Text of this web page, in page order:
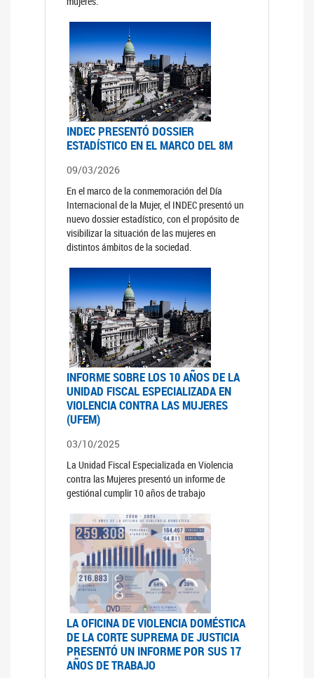
INDEC PRESENTÓ DOSSIER
ESTADÍSTICO EN EL MARCO DEL 8M
09/03/2026
En el marco de la conmemoración del Día
Internacional de la Mujer, el INDEC presentó un
nuevo dossier estadístico, con el propósito de
visibilizar la situación de las mujeres en
distintos ámbitos de la sociedad.
INFORME SOBRE LOS 10 AÑOS DE LA
UNIDAD FISCAL ESPECIALIZADA EN
VIOLENCIA CONTRA LAS MUJERES
(UFEM)
03/10/2025
La Unidad Fiscal Especializada en Violencia
contra las Mujeres presentó un informe de
gestiónal cumplir 10 años de trabajo
LA OFICINA DE VIOLENCIA DOMÉSTICA
DE LA CORTE SUPREMA DE JUSTICIA
PRESENTÓ UN INFORME POR SUS 17
AÑOS DE TRABAJO